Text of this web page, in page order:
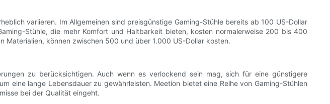
variieren. Im Allgemeinen sind preisgünstige Gaming-Stühle bereits ab 100 US-Dollar
Stühle, die mehr Komfort und Haltbarkeit bieten, kosten normalerweise 200 bis 400
können zwischen 500 und über 1.000 US-Dollar kosten.
zu berücksichtigen. Auch wenn es verlockend sein mag, sich für eine günstigere
eine lange Lebensdauer zu gewährleisten. Meetion bietet eine Reihe von Gaming-Stühlen
bei der Qualität eingeht.